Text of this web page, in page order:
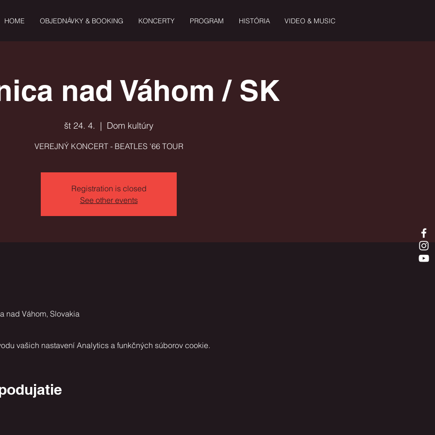
HOME OBJEDNÁVKY & BOOKING KONCERTY PROGRAM HISTÓRIA VIDEO & MUSIC
nad Váhom / SK
št 24. 4.
  |
Dom kultúry
VEREJNÝ KONCERT - BEATLES '66 TOUR
Registration is closed
See other events
nad Váhom, Slovakia
vašich nastavení Analytics a funkčných súborov cookie.